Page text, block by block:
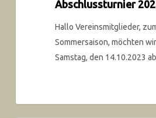
Abschlussturnier
Hallo Vereinsmitglieder,
Sommersaison, möchten
Samstag, den 14.10.2023